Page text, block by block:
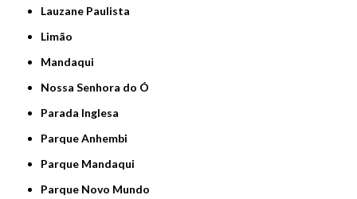
Lauzane Paulista
Limão
Mandaqui
Nossa Senhora do Ó
Parada Inglesa
Parque Anhembi
Parque Mandaqui
Parque Novo Mundo